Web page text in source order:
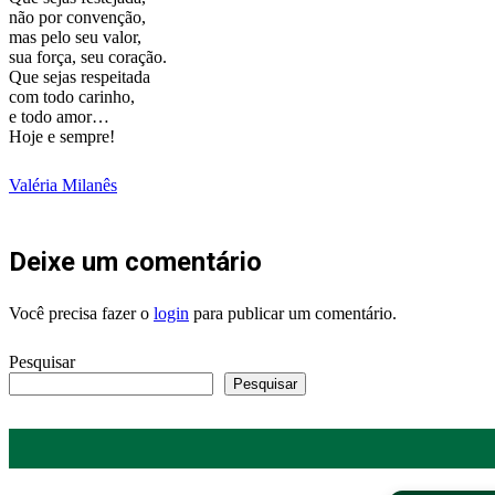
não por convenção,
mas pelo seu valor,
sua força, seu coração.
Que sejas respeitada
com todo carinho,
e todo amor…
Hoje e sempre!
Valéria Milanês
Deixe um comentário
Você precisa fazer o login para publicar um comentário.
Pesquisar
Pesquisar